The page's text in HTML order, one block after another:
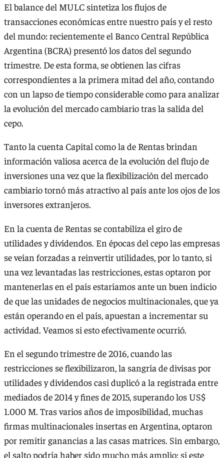
El balance del MULC sintetiza los flujos de
transacciones económicas entre nuestro país y el resto
del mundo: recientemente el Banco Central República
Argentina (BCRA) presentó los datos del segundo
trimestre. De esta forma, se obtienen las cifras
correspondientes a la primera mitad del año, contando
con un lapso de tiempo considerable como para analizar
la evolución del mercado cambiario tras la salida del
cepo.
Tanto la cuenta Capital como la de Rentas brindan
información valiosa acerca de la evolución del flujo de
inversiones una vez que la flexibilización del mercado
cambiario tornó más atractivo al país ante los ojos de los
inversores extranjeros.
En la cuenta de Rentas se contabiliza el giro de
utilidades y dividendos. En épocas del cepo las empresas
se veían forzadas a reinvertir utilidades, por lo tanto, si
una vez levantadas las restricciones, estas optaron por
mantenerlas en el país estaríamos ante un buen indicio
de que las unidades de negocios multinacionales, que ya
están operando en el país, apuestan a incrementar su
actividad. Veamos si esto efectivamente ocurrió.
En el segundo trimestre de 2016, cuando las
restricciones se flexibilizaron, la sangría de divisas por
utilidades y dividendos casi duplicó a la registrada entre
mediados de 2014 y fines de 2015, superando los US$
1.000 M. Tras varios años de imposibilidad, muchas
firmas multinacionales insertas en Argentina, optaron
por remitir ganancias a las casas matrices. Sin embargo,
el salto podría haber sido mucho más amplio: si este